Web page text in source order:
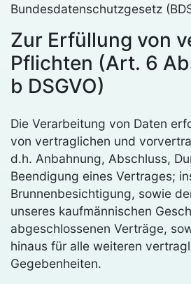
Bundesdatenschutzgesetz
Zur Erfüllung von
Pflichten (Art. 6
b DSGVO)
Die Verarbeitung von Daten
von vertraglichen und
d.h. Anbahnung, Abschluss,
Beendigung eines Vertrages;
Brunnenbesichtigung, sowie
unseres kaufmännischen
abgeschlossenen Verträge,
hinaus für alle weiteren
Gegebenheiten.